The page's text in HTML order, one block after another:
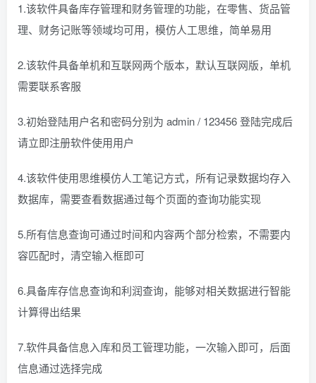
1.该软件具备库存管理和财务管理的功能，在零售、货品管
理、财务记账等领域均可用，模仿人工思维，简单易用
2.该软件具备单机和互联网两个版本，默认互联网版，单机
需要联系客服
3.初始登陆用户名和密码分别为 admin / 123456 登陆完成后
请立即注册软件使用用户
4.该软件使用思维模仿人工笔记方式，所有记录数据均存入
数据库，需要查看数据通过每个页面的查询功能实现
5.所有信息查询可通过时间和内容两个部分检索，不需要内
容匹配时，清空输入框即可
6.具备库存信息查询和利润查询，能够对相关数据进行智能
计算得出结果
7.软件具备信息入库和员工管理功能，一次输入即可，后面
信息通过选择完成